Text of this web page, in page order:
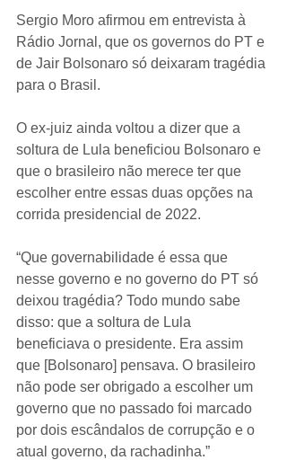
Sergio Moro afirmou em entrevista à
Rádio Jornal, que os governos do PT e
de Jair Bolsonaro só deixaram tragédia
para o Brasil.
O ex-juiz ainda voltou a dizer que a
soltura de Lula beneficiou Bolsonaro e
que o brasileiro não merece ter que
escolher entre essas duas opções na
corrida presidencial de 2022.
“Que governabilidade é essa que
nesse governo e no governo do PT só
deixou tragédia? Todo mundo sabe
disso: que a soltura de Lula
beneficiava o presidente. Era assim
que [Bolsonaro] pensava. O brasileiro
não pode ser obrigado a escolher um
governo que no passado foi marcado
por dois escândalos de corrupção e o
atual governo, da rachadinha.”